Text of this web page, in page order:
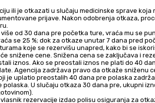
ili je otkazati u slučaju medicinske sprave koja
prijave. Nakon odobrenja otkaza,
od 30 dana pre početka ture, vraća mu se
se 25 %; dok za otkaze unutar 7 dana pred
koje se rezervišu unapred, kako bi se
snižene cene. Snižena cena se zaključava i
iznos. Ako se preostali iznos ne plati do 40
Agencija zadržava pravo da otkaže sniženu
je uplatio preostalih 40 dana pre polaska
U slučaju otkaza 30 dana pre, ukupni